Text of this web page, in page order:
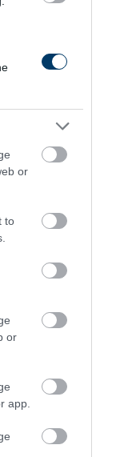
or
to
or
app.
From
The Body